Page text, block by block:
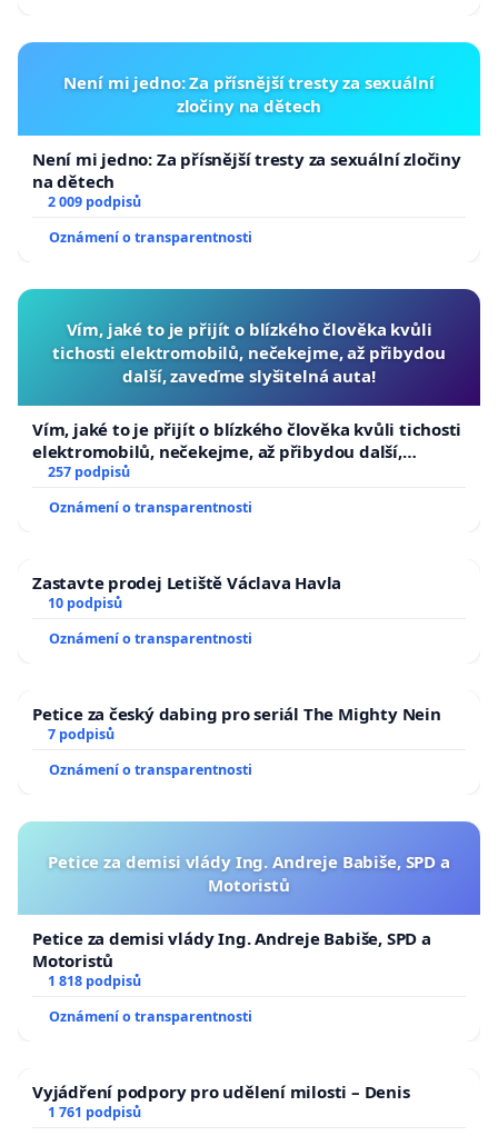
Není mi jedno: Za přísnější tresty za sexuální
zločiny na dětech
Není mi jedno: Za přísnější tresty za sexuální zločiny
na dětech
2 009 podpisů
Oznámení o transparentnosti
Vím, jaké to je přijít o blízkého člověka kvůli
tichosti elektromobilů, nečekejme, až přibydou
další, zaveďme slyšitelná auta!
Vím, jaké to je přijít o blízkého člověka kvůli tichosti
elektromobilů, nečekejme, až přibydou další,
zaveďme slyšitelná auta!
257 podpisů
Oznámení o transparentnosti
Zastavte prodej Letiště Václava Havla
10 podpisů
Oznámení o transparentnosti
Petice za český dabing pro seriál The Mighty Nein
7 podpisů
Oznámení o transparentnosti
Petice za demisi vlády Ing. Andreje Babiše, SPD a
Motoristů
Petice za demisi vlády Ing. Andreje Babiše, SPD a
Motoristů
1 818 podpisů
Oznámení o transparentnosti
Vyjádření podpory pro udělení milosti – Denis
1 761 podpisů